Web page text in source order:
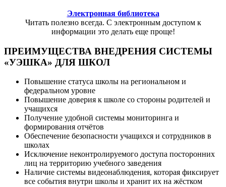
Электронная библиотека
Читать полезно всегда. С электронным доступом к
информации это делать еще проще!
ПРЕИМУЩЕСТВА ВНЕДРЕНИЯ СИСТЕМЫ
«УЭШКА» ДЛЯ ШКОЛ
Повышение статуса школы на региональном и
федеральном уровне
Повышение доверия к школе со стороны родителей и
учащихся
Получение удобной системы мониторинга и
формирования отчётов
Обеспечение безопасности учащихся и сотрудников в
школах
Исключение неконтролируемого доступа посторонних
лиц на территорию учебного заведения
Наличие системы видеонаблюдения, которая фиксирует
все события внутри школы и хранит их на жёстком